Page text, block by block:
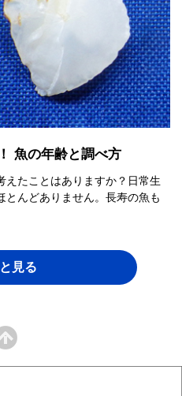
魚の年齢と調べ方
えたことはありますか？日常生
んどありません。長寿の魚も
見る